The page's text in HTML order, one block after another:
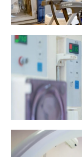
复康中心
肾科透析中心